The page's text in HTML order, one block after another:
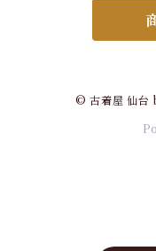
© 古着屋 仙台